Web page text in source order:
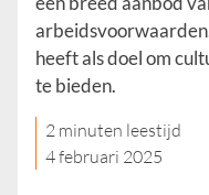
heeft als doel om
te bieden.
2 minuten leestijd
4 februari 2025